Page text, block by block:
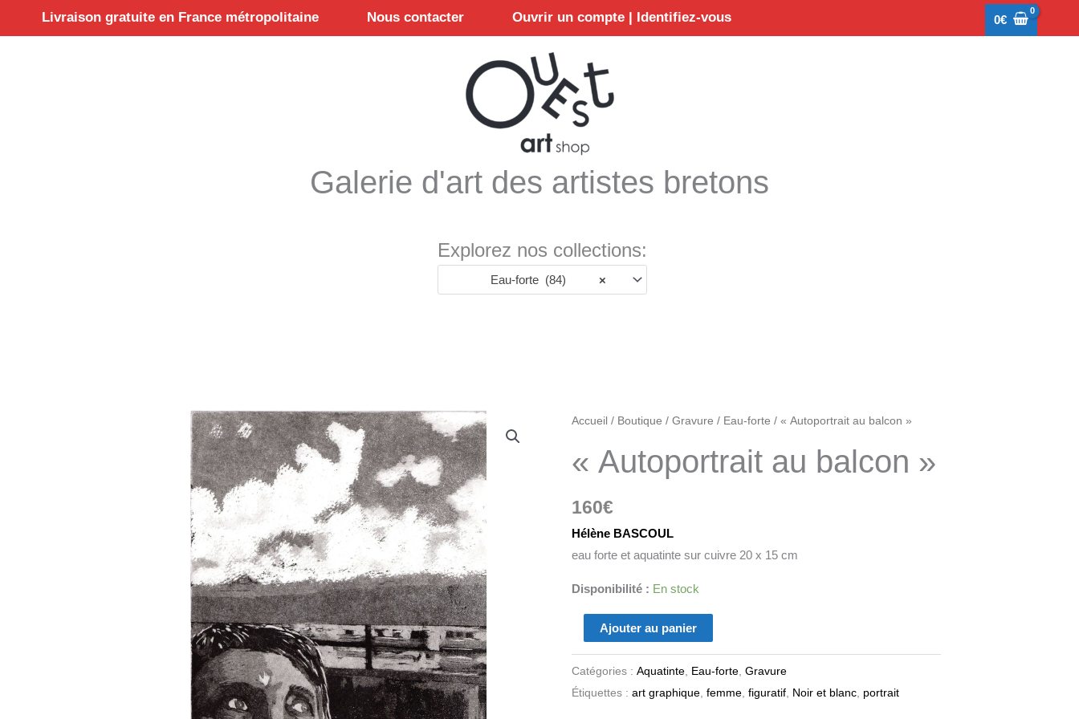
Livraison gratuite en France métropolitaine Nous contacter Ouvrir un compte | Identifiez-vous 0€
Galerie d'art des artistes bretons
Explorez nos collections:
×
Eau-forte (84)
Accueil / Boutique / Gravure / Eau-forte / « Autoportrait au balcon »
« Autoportrait au balcon »
160€
Hélène BASCOUL
eau forte et aquatinte sur cuivre 20 x 15 cm
Disponibilité : En stock
quantité
"Autoportrait
balcon"
Ajouter au panier
Catégories : Aquatinte Eau-forte Gravure
Étiquettes : art graphique femme figuratif Noir et blanc portrait